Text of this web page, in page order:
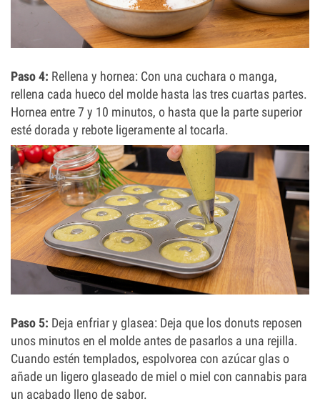
Paso 4: Rellena y hornea: Con una cuchara o manga,
rellena cada hueco del molde hasta las tres cuartas partes.
Hornea entre 7 y 10 minutos, o hasta que la parte superior
esté dorada y rebote ligeramente al tocarla.
Paso 5: Deja enfriar y glasea: Deja que los donuts reposen
unos minutos en el molde antes de pasarlos a una rejilla.
Cuando estén templados, espolvorea con azúcar glas o
añade un ligero glaseado de miel o miel con cannabis para
un acabado lleno de sabor.